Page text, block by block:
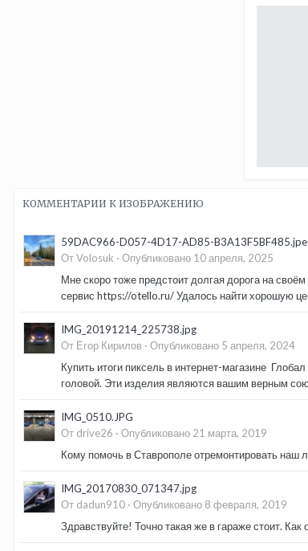
КОММЕНТАРИИ К ИЗОБРАЖЕНИЮ
59DAC966-D057-4D17-AD85-
От Volosuk · Опубликовано 10 апреля, 2025
Мне скоро тоже предстоит долгая дорога на
сервис https://otello.ru/ Удалось найти хорошую
IMG_20191214_225738.jpg
От Егор Кирилов · Опубликовано 5 апреля, 2024
Купить итоги пиксель в интернет-магазине
головой. Эти изделия являются вашим верным
IMG_0510.JPG
От drive26 · Опубликовано 21 марта, 2019
Кому помочь в Ставрополе отремонтировать
IMG_20170830_071347.jpg
От dadun910 · Опубликовано 8 февраля, 2019
Здравствуйте! Точно такая же в гараже стоит.